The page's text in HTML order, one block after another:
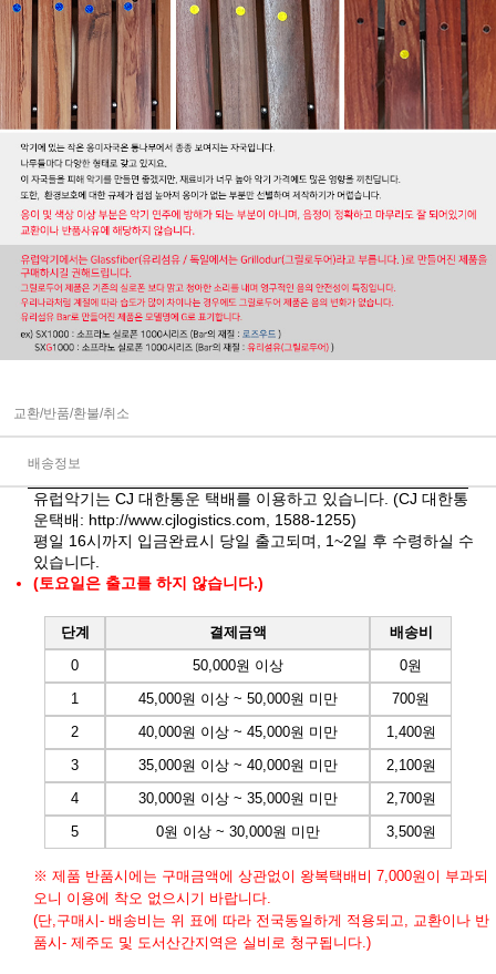
교환/반품/환불/취소
배송정보
유럽악기는 CJ 대한통운 택배를 이용하고 있습니다. (CJ 대한통
운택배: http://www.cjlogistics.com, 1588-1255)
평일 16시까지 입금완료시 당일 출고되며, 1~2일 후 수령하실 수
있습니다.
(토요일은 출고를 하지 않습니다.)
단계 결제금액
배송비
0
50,000원 이상
0원
1
45,000원 이상 ~ 50,000원 미만
700원
2
40,000원 이상 ~ 45,000원 미만
1,400원
3
35,000원 이상 ~ 40,000원 미만
2,100원
4
30,000원 이상 ~ 35,000원 미만
2,700원
5
0원 이상 ~ 30,000원 미만 3,500원
※ 제품 반품시에는 구매금액에 상관없이 왕복택배비 7,000원이 부과되
오니 이용에 착오 없으시기 바랍니다.
(단,구매시- 배송비는 위 표에 따라 전국동일하게 적용되고, 교환이나 반
품시- 제주도 및 도서산간지역은 실비로 청구됩니다.)